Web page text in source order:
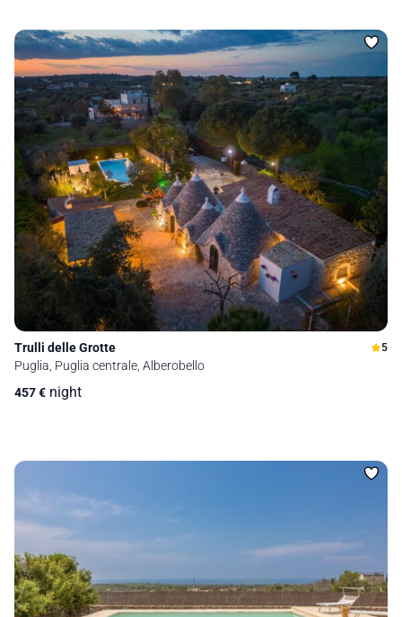
Trulli delle Grotte 5
Puglia, Puglia centrale, Alberobello
457€ night